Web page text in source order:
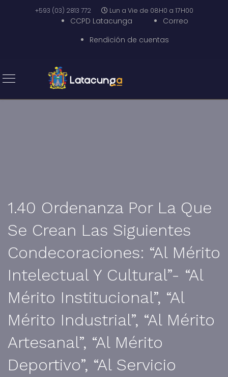
+593 (03) 2813 772 Lun a Vie de 08H0 a 17H00
CCPD Latacunga
Correo
Rendición de cuentas
1.40 Ordenanza Por La Que
Se Crean Las Siguientes
Condecoraciones: “Al Mérito
Intelectual Y Cultural”- “Al
Mérito Institucional”, “Al
Mérito Industrial”, “Al Mérito
Artesanal”, “Al Mérito
Deportivo”, “Al Servicio